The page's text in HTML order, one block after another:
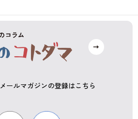
メールマガジンの登録はこちら